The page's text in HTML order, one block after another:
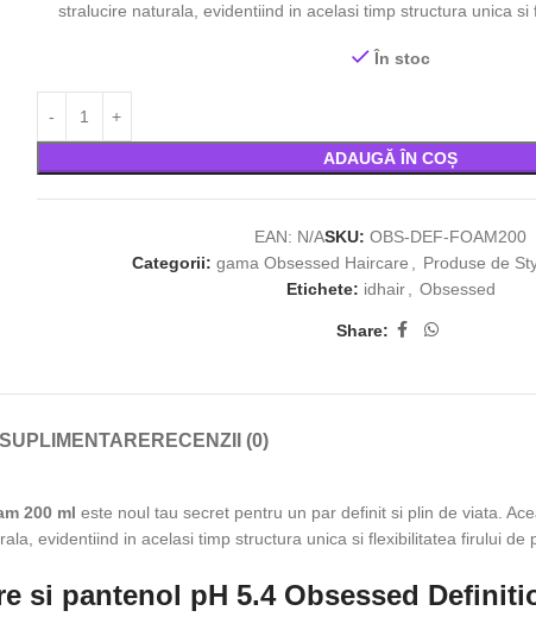
stralucire naturala, evidentiind in acelasi timp structura unica si
În stoc
ADAUGĂ ÎN COȘ
EAN: N/ASKU:OBS-DEF-FOAM200
Categorii: gama Obsessed Haircare Produse de
Etichete: idhair Obsessed
Share:
RECENZII (0)
200 ml este noul tau secret pentru un par definit si plin de viata.
evidentiind in acelasi timp structura unica si flexibilitatea firului de
si pantenol pH 5.4 Obsessed